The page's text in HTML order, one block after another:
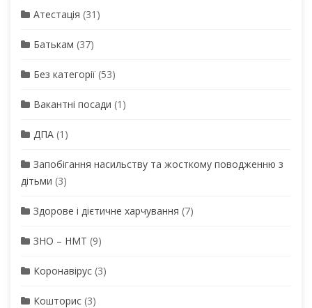
Атестація (31)
Батькам (37)
Без категорії (53)
Вакантні посади (1)
ДПА (1)
Запобігання насильству та жосткому поводженню з
дітьми (3)
Здорове і дієтичне харчування (7)
ЗНО – НМТ (9)
Коронавірус (3)
Кошторис (3)